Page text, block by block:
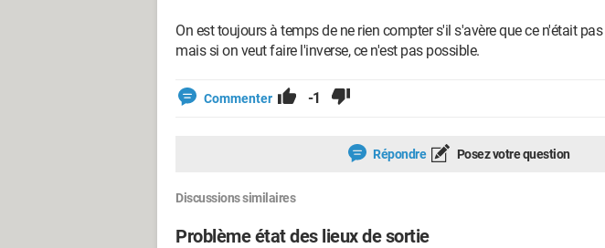
On est toujours à temps de ne rien compter s'il s'avère que ce n'était
mais si on veut faire l'inverse, ce n'est pas possible.
Commenter -1
Répondre Posez votre question
Discussions similaires
Problème état des lieux de sortie